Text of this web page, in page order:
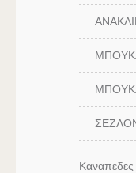
Καναπεδες